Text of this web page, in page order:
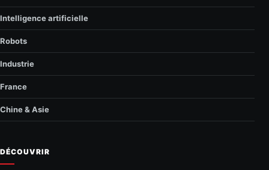
Intelligence artificielle
Robots
Industrie
France
Chine & Asie
DÉCOUVRIR